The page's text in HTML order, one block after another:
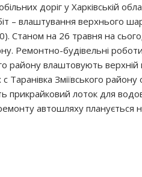
доріг у Харківській
– влаштування верхнього
Станом на 26 травня на
Ремонтно-будівельні
району влаштовують
Зміївського
прикрайковий лоток для
автошляху планується